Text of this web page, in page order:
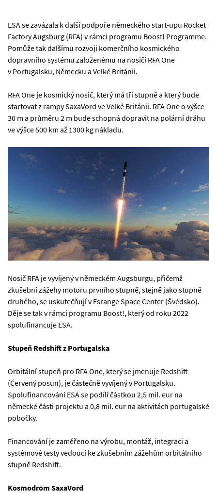
ESA se zavázala k další podpoře německého start-upu Rocket
Factory Augsburg (RFA) v rámci programu Boost! Programme.
Pomůže tak dalšímu rozvoji komerčního kosmického
dopravního systému založenému na nosiči RFA One
v Portugalsku, Německu a Velké Británii.
RFA One je kosmický nosič, který má tři stupně a který bude
startovat z rampy SaxaVord ve Velké Británii. RFA One o výšce
30 m a průměru 2 m bude schopná dopravit na polární dráhu
ve výšce 500 km až 1300 kg nákladu.
Nosič RFA je vyvíjený v německém Augsburgu, přičemž
zkušební zážehy motoru prvního stupně, stejně jako stupně
druhého, se uskutečňují v Esrange Space Center (Švédsko).
Děje se tak v rámci programu Boost!, který od roku 2022
spolufinancuje ESA.
Stupeň Redshift z Portugalska
Orbitální stupeň pro RFA One, který se jmenuje Redshift
(Červený posun), je částečně vyvíjený v Portugalsku.
Spolufinancování ESA se podílí částkou 2,5 mil. eur na
německé části projektu a 0,8 mil. eur na aktivitách portugalské
pobočky.
Financování je zaměřeno na výrobu, montáž, integraci a
systémové testy vedoucí ke zkušebním zážehům orbitálního
stupně Redshift.
Kosmodrom SaxaVord